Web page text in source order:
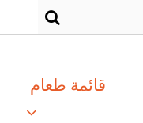
قائمة طعام